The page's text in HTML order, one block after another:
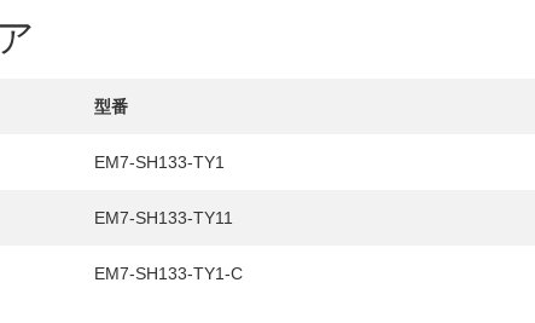
先
型番
EM7-SH133-TY1
EM7-SH133-TY11
EM7-SH133-TY1-C